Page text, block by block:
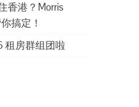
香港？Morris
搞定！
租房群组团啦